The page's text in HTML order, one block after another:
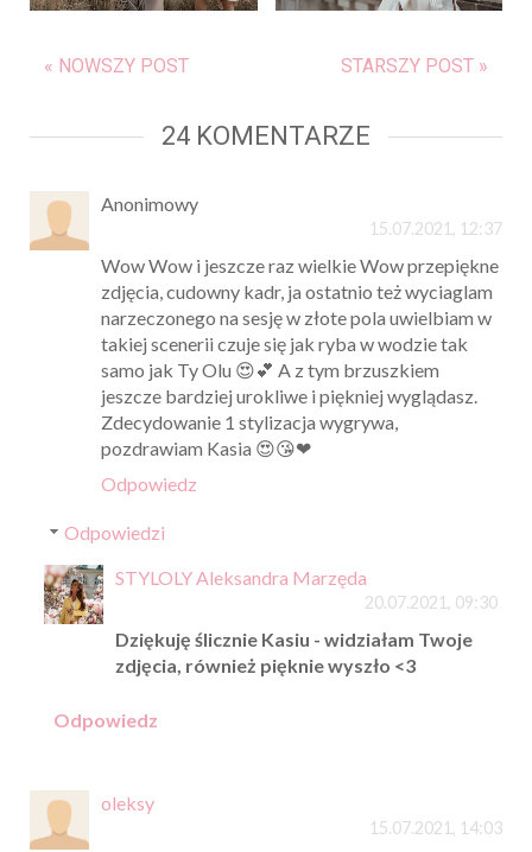
« NOWSZY POST STARSZY POST »
24 KOMENTARZE
Anonimowy
15.07.2021, 12:37
Wow Wow i jeszcze raz wielkie Wow przepiękne
zdjęcia, cudowny kadr, ja ostatnio też wyciaglam
narzeczonego na sesję w złote pola uwielbiam w
takiej scenerii czuje się jak ryba w wodzie tak
samo jak Ty Olu 😍💕 A z tym brzuszkiem
jeszcze bardziej urokliwe i piękniej wyglądasz.
Zdecydowanie 1 stylizacja wygrywa,
pozdrawiam Kasia 😍😘❤
Odpowiedz
Odpowiedzi
STYLOLY Aleksandra Marzęda
20.07.2021, 09:30
Dziękuję ślicznie Kasiu - widziałam Twoje
zdjęcia, również pięknie wyszło <3
Odpowiedz
oleksy
15.07.2021, 14:03